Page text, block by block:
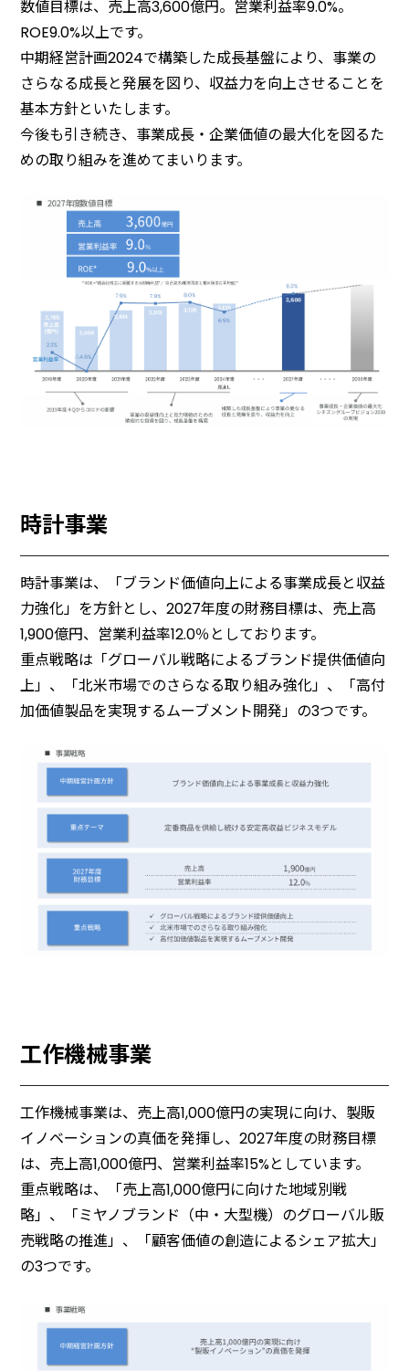
数値目標は、売上高3,600億円。営業利益率9.0%。
ROE9.0%以上です。
中期経営計画2024で構築した成⾧基盤により、事業の
さらなる成⾧と発展を図り、収益力を向上させることを
基本方針といたします。
今後も引き続き、事業成⾧・企業価値の最大化を図るた
めの取り組みを進めてまいります。
時計事業
時計事業は、「ブランド価値向上による事業成⾧と収益
力強化」を方針とし、2027年度の財務目標は、売上高
1,900億円、営業利益率12.0％としております。
重点戦略は「グローバル戦略によるブランド提供価値向
上」、「北米市場でのさらなる取り組み強化」、「高付
加価値製品を実現するムーブメント開発」の3つです。
工作機械事業
工作機械事業は、売上高1,000億円の実現に向け、製販
イノベーションの真価を発揮し、2027年度の財務目標
は、売上高1,000億円、営業利益率15%としています。
重点戦略は、「売上高1,000億円に向けた地域別戦
略」、「ミヤノブランド（中・大型機）のグローバル販
売戦略の推進」、「顧客価値の創造によるシェア拡大」
の3つです。